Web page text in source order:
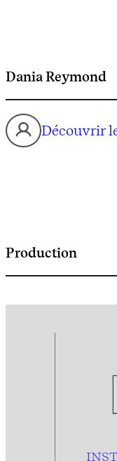
Dania Reymond
Découvrir
Production